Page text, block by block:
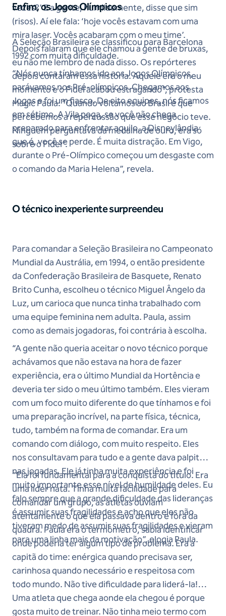
vezes?’ E a gente, humildemente, disse que sim
(risos). Aí ele fala: ‘hoje vocês estavam com uma
mira laser. Vocês acabaram com o meu time’.
Depois falaram que ele chamou a gente de bruxas,
eu não me lembro de nada disso. Os repórteres
depois contaram essa história. Aquele era o meu
momento e o Fidel acabou estragando”, protesta
Magic Paula. “Quando voltamos ao Brasil é que
percebemos a repercussão que esse negócio teve.
Ninguém perguntava da medalha de ouro, era só
sobre o Fidel”.
Enfim, os Jogos Olímpicos
A Seleção Brasileira se classificou para Barcelona
1992 com muita dificuldade.
“Nós nunca tínhamos ido aos Jogos Olímpicos,
parávamos nos Pré-olímpicos. Chegamos aos
Jogos e foi um fiasco. De oito equipes, nós ficamos
em sétimo. A Vila pega, se você não chega
preparado para enfrentar aquilo, a Disneylândia
que é, você se perde. É muita distração. Em Vigo,
durante o Pré-Olímpico começou um desgaste com
o comando da Maria Helena”, revela.
O técnico inexperiente surpreendeu
Para comandar a Seleção Brasileira no Campeonato
Mundial da Austrália, em 1994, o então presidente
da Confederação Brasileira de Basquete, Renato
Brito Cunha, escolheu o técnico Miguel Ângelo da
Luz, um carioca que nunca tinha trabalhado com
uma equipe feminina nem adulta. Paula, assim
como as demais jogadoras, foi contrária à escolha.
“A gente não queria aceitar o novo técnico porque
achávamos que não estava na hora de fazer
experiência, era o último Mundial da Hortência e
deveria ter sido o meu último também. Eles vieram
com um foco muito diferente do que tínhamos e foi
uma preparação incrível, na parte física, técnica,
tudo, também na forma de comandar. Era um
comando com diálogo, com muito respeito. Eles
nos consultavam para tudo e a gente dava palpite
nas jogadas. Ele já tinha muita experiência e foi
muito importante esse nível de humildade deles. Eu
falo sempre que a grande dificuldade das lideranças
é assumir suas fragilidades e acho que eles não
tiveram medo de assumir suas fragilidades e vieram
para uma linha mais da motivação”, elogia Paula.
“Ela foi fundamental para a conquista do título. Era
uma líder nata. Tinha muita facilidade para
comandar um grupo, as atletas ouviam
atentamente o que ela passava dentro e fora da
quadra. Paula era o termômetro, sabia identificar
onde poderia ter algum tipo de problema. Era a
capitã do time: enérgica quando precisava ser,
carinhosa quando necessário e respeitosa com
todo mundo. Não tive dificuldade para liderá-la!
Uma atleta que chega aonde ela chegou é porque
gosta muito de treinar. Não tinha meio termo com